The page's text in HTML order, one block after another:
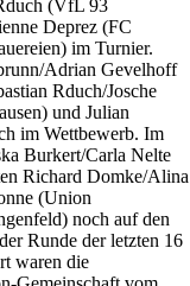
(VfL 93
Deprez (FC
im Turnier.
Adrian Gevelhoff
Rduch/Josche
und Julian
im Wettbewerb. Im
Burkert/Carla Nelte
Richard Domke/Alina
(Union
noch auf den
Runde der letzten 16
waren die